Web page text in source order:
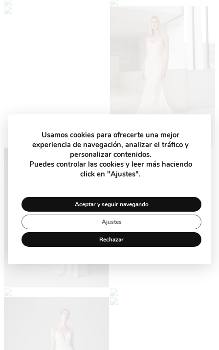
Usamos cookies para ofrecerte una mejor
experiencia de navegación, analizar el tráfico y
personalizar contenidos.
Puedes controlar las cookies y leer más haciendo
click en "Ajustes".
Aceptar y seguir navegando
Rechazar
Ajustes